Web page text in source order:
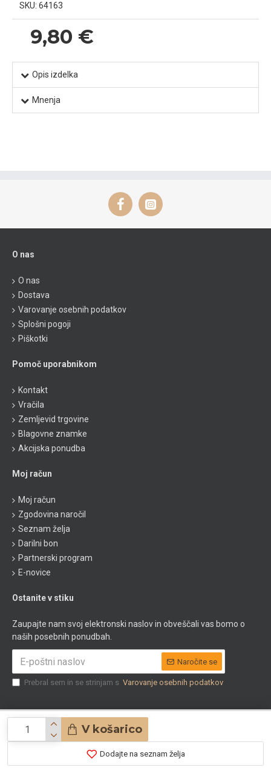
SKU: 64163
9,80 €
V košarico
Dodajte na seznam želja
Opis izdelka
Mnenja
O nas
O nas
Dostava
Varovanje osebnih podatkov
Splošni pogoji
Piškotki
Pomoč uporabnikom
Kontakt
Vračila
Zemljevid trgovine
Blagovne znamke
Akcijska ponudba
Moj račun
Moj račun
Zgodovina naročil
Seznam želja
Darilni bon
Partnerski program
E-novice
Ostanite v stiku
Zaupajte nam svoj elektronski naslov in obveščali vas bomo o
naših posebnih ponudbah.
Naročite se
Prebral sem in se strinjam s Varovanje osebnih podatkov
© 2020 Apoteka Natura